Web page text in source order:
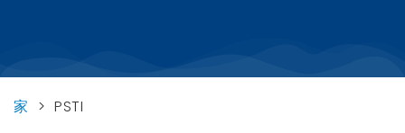
家 > PSTI